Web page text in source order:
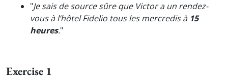
"Je sais de source sûre que Victor a un rendez-
vous à l’hôtel Fidelio tous les mercredis à 15
heures."
Exercise 1